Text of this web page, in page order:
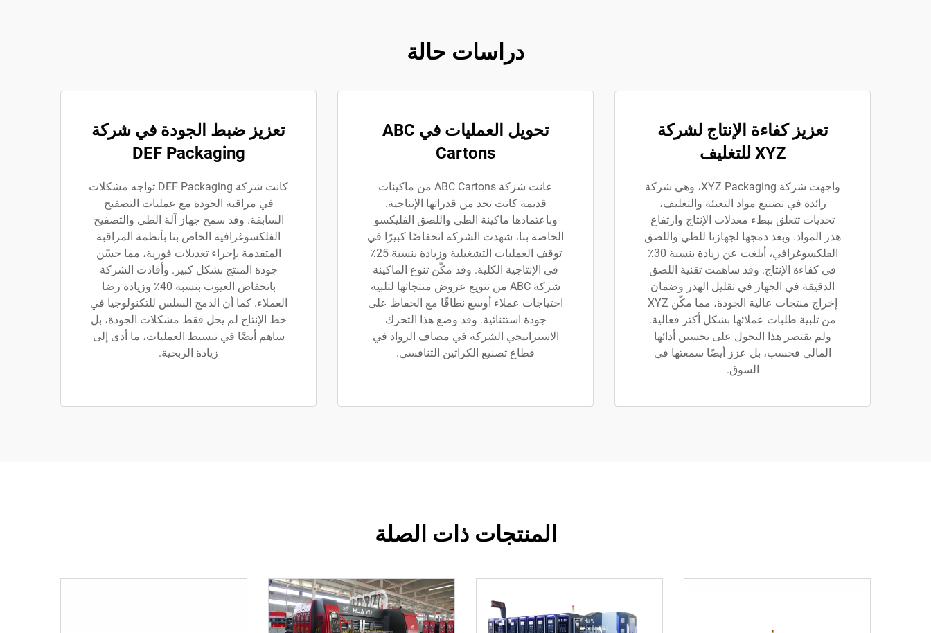
دراسات حالة
تعزيز كفاءة الإنتاج لشركة
XYZ للتغليف
واجهت شركة XYZ Packaging، وهي شركة
رائدة في تصنيع مواد التعبئة والتغليف،
تحديات تتعلق ببطء معدلات الإنتاج وارتفاع
هدر المواد. وبعد دمجها لجهازنا للطي واللصق
الفلكسوغرافي، أبلغت عن زيادة بنسبة 30٪
في كفاءة الإنتاج. وقد ساهمت تقنية اللصق
الدقيقة في الجهاز في تقليل الهدر وضمان
إخراج منتجات عالية الجودة، مما مكّن XYZ
من تلبية طلبات عملائها بشكل أكثر فعالية.
ولم يقتصر هذا التحول على تحسين أدائها
المالي فحسب، بل عزز أيضًا سمعتها في
السوق.
تحويل العمليات في ABC
Cartons
عانت شركة ABC Cartons من ماكينات
قديمة كانت تحد من قدراتها الإنتاجية.
وباعتمادها ماكينة الطي واللصق الفليكسو
الخاصة بنا، شهدت الشركة انخفاضًا كبيرًا في
توقف العمليات التشغيلية وزيادة بنسبة 25٪
في الإنتاجية الكلية. وقد مكّن تنوع الماكينة
شركة ABC من تنويع عروض منتجاتها لتلبية
احتياجات عملاء أوسع نطاقًا مع الحفاظ على
جودة استثنائية. وقد وضع هذا التحرك
الاستراتيجي الشركة في مصاف الرواد في
قطاع تصنيع الكراتين التنافسي.
تعزيز ضبط الجودة في شركة
DEF Packaging
كانت شركة DEF Packaging تواجه مشكلات
في مراقبة الجودة مع عمليات التصفيح
السابقة. وقد سمح جهاز آلة الطي والتصفيح
الفلكسوغرافية الخاص بنا بأنظمة المراقبة
المتقدمة بإجراء تعديلات فورية، مما حسّن
جودة المنتج بشكل كبير. وأفادت الشركة
بانخفاض العيوب بنسبة 40٪ وزيادة رضا
العملاء. كما أن الدمج السلس للتكنولوجيا في
خط الإنتاج لم يحل فقط مشكلات الجودة، بل
ساهم أيضًا في تبسيط العمليات، ما أدى إلى
زيادة الربحية.
المنتجات ذات الصلة